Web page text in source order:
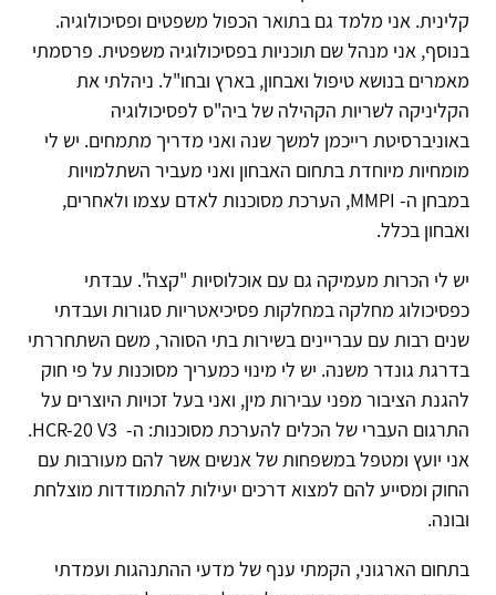
קלינית. אני מלמד גם בתואר הכפול משפטים ופסיכולוגיה.
בנוסף, אני מנהל שם תוכניות בפסיכולוגיה משפטית. פרסמתי
מאמרים בנושא טיפול ואבחון, בארץ ובחו"ל. ניהלתי את
הקליניקה לשריות הקהילה של ביה"ס לפסיכולוגיה
באוניברסיטת רייכמן למשך שנה ואני מדריך מתמחים. יש לי
מומחיות מיוחדת בתחום האבחון ואני מעביר השתלמויות
במבחן ה- MMPI, הערכת מסוכנות לאדם עצמו ולאחרים,
ואבחון בכלל.
יש לי הכרות מעמיקה גם עם אוכלוסיות "קצה". עבדתי
כפסיכולוג מחלקה במחלקות פסיכיאטריות סגורות ועבדתי
שנים רבות עם עבריינים בשירות בתי הסוהר, משם השתחררתי
בדרגת גונדר משנה. יש לי מינוי כמעריך מסוכנות על פי חוק
להגנת הציבור מפני עבירות מין, ואני בעל זכויות היוצרים על
התרגום העברי של הכלים להערכת מסוכנות: ה- HCR-20 V3.
אני יועץ ומטפל במשפחות של אנשים אשר להם מעורבות עם
החוק ומסייע להם למצוא דרכים יעילות להתמודדות מוצלחת
ובונה.
בתחום הארגוני, הקמתי ענף של מדעי ההתנהגות ועמדתי